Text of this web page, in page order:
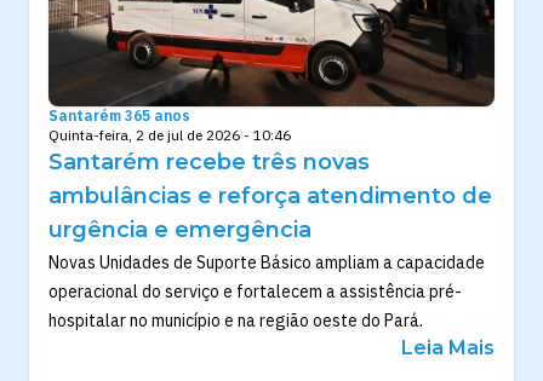
Santarém 365 anos
Quinta-feira, 2 de jul de 2026 - 10:46
Santarém recebe três novas
ambulâncias e reforça atendimento de
urgência e emergência
Novas Unidades de Suporte Básico ampliam a capacidade
operacional do serviço e fortalecem a assistência pré-
hospitalar no município e na região oeste do Pará.
Leia Mais